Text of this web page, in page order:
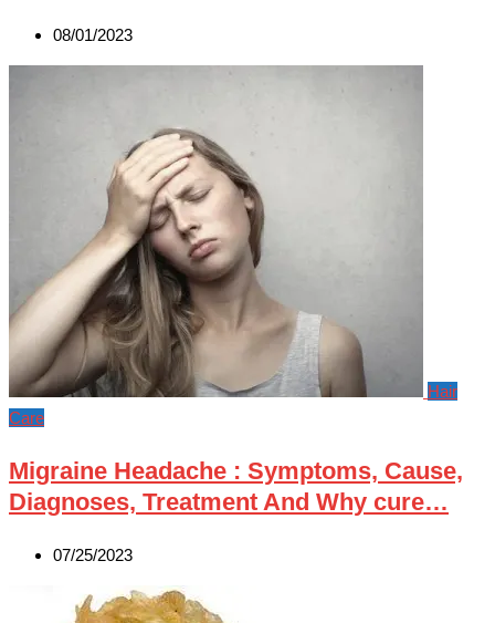
08/01/2023
Hair
Care
Migraine Headache : Symptoms, Cause,
Diagnoses, Treatment And Why cure…
07/25/2023